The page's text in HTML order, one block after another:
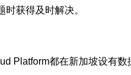
获得及时解决。
Platform都在新加坡设有